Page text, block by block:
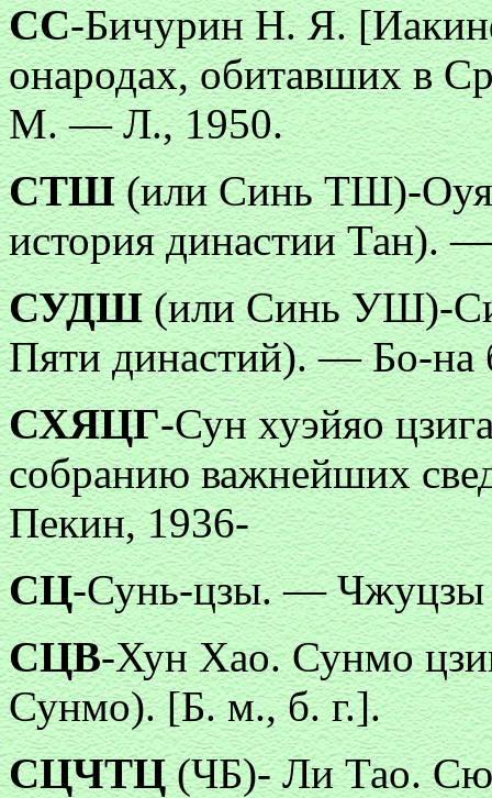
СС-Бичурин Н. Я.
онародах, обитавших в
М. — Л., 1950.
СТШ(или Синь ТШ)-
история династии Тан).
СУДШ(или Синь УШ)-
Пяти династий). — Бо-на
СХЯЦГ-Сун хуэйяо
собранию важнейших
Пекин, 1936-
СЦ-Сунь-цзы. — Чжуцзы
СЦВ-Хун Хао. Сунмо
Сунмо). [Б. м., б. г.].
СЦЧТЦ(ЧБ)- Ли Тао.